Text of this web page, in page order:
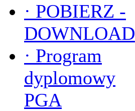
· POBIERZ -
DOWNLOAD
· Program
dyplomowy
PGA